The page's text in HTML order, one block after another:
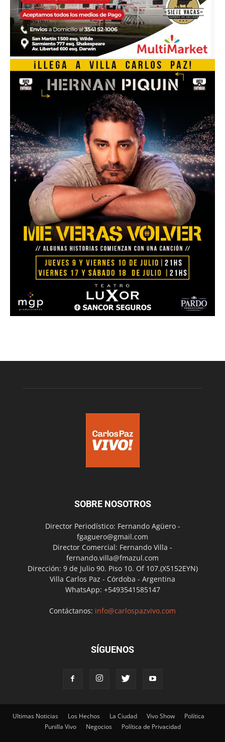
SOBRE NOSOTROS
Director Periodístico: Fernando Agüero -
fgaguero@gmail.com
Director Comercial: Fernando Villa -
fernando.villa@fmazul.com
Dirección: 9 de Julio 90. Piso 10. Of 107.(X5152EYN)
Villa Carlos Paz - Córdoba - Argentina
WhatsApp: +5493541585147
Contáctanos: info@carlospazvivo.com
SÍGUENOS
Ultimas Noticias Los Hechos La Ciudad Vivo Show
Política
Punilla Vivo
Negocios Política de Privacidad